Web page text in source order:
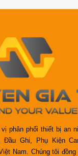
phân phối thiết bị an
Đầu Ghi, Phụ Kiện
Nam. Chúng tôi